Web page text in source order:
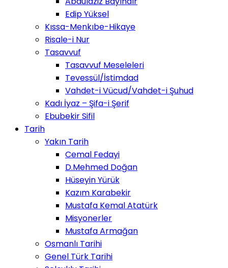
Edip Yüksel
Kıssa-Menkıbe-Hikaye
Risale-i Nur
Tasavvuf
Tasavvuf Meseleleri
Tevessül/İstimdad
Vahdet-i Vücud/Vahdet-i Şuhud
Kadı İyaz – Şifa-i Şerif
Ebubekir Sifil
Tarih
Yakın Tarih
Cemal Fedayi
D.Mehmed Doğan
Hüseyin Yürük
Kazım Karabekir
Mustafa Kemal Atatürk
Misyonerler
Mustafa Armağan
Osmanlı Tarihi
Genel Türk Tarihi